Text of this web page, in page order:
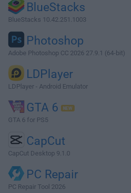
BlueStacks
BlueStacks 10.42.251.1003
Photoshop
Adobe Photoshop CC 2026 27.9.1 (64-bit)
LDPlayer
LDPlayer - Android Emulator
GTA 6
GTA 6 for PS5
CapCut
CapCut Desktop 9.1.0
PC Repair
PC Repair Tool 2026